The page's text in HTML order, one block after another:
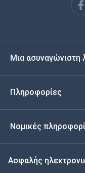
Español
Deutsch
Italiano
Türkçe
Μια ασυναγώνιστη
Πληροφορίες
Νομικές
Ασφαλής